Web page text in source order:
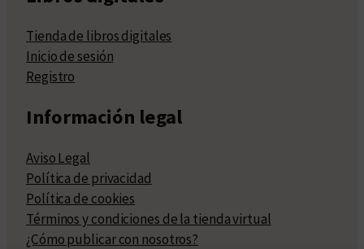
Tienda de libros digitales
Inicio de sesión
Registro
Información legal
Aviso Legal
Política de privacidad
Política de cookies
Términos y condiciones de la tienda virtual
¿Cómo publicar con nosotros?